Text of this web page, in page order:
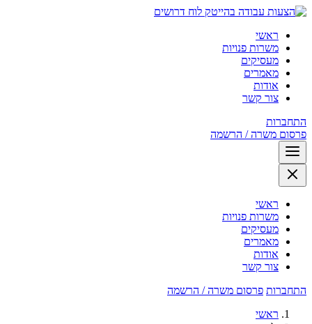
לוח דרושים
ראשי
משרות פנויות
מעסיקים
מאמרים
אודות
צור קשר
התחברות
פרסום משרה / הרשמה
ראשי
משרות פנויות
מעסיקים
מאמרים
אודות
צור קשר
התחברות פרסום משרה / הרשמה
ראשי